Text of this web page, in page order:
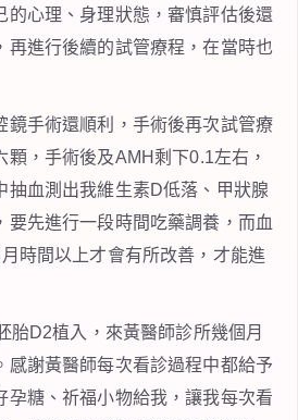
的心理、身理狀態，審慎評估後還
再進行後續的試管療程，在當時也
鏡手術還順利，手術後再次試管療
，手術後及AMH剩下0.1左右，
抽血測出我維生素D低落、甲狀腺
要先進行一段時間吃藥調養，而血
時間以上才會有所改善，才能進
胎D2植入，來黃醫師診所幾個月
感謝黃醫師每次看診過程中都給予
孕糖、祈福小物給我，讓我每次看